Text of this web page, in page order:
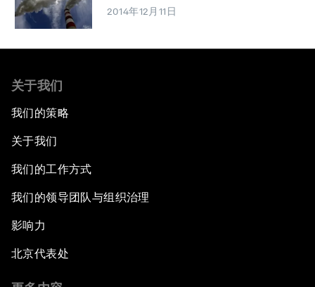
2014年12月11日
关于我们
我们的策略
关于我们
我们的工作方式
我们的领导团队与组织治理
影响力
北京代表处